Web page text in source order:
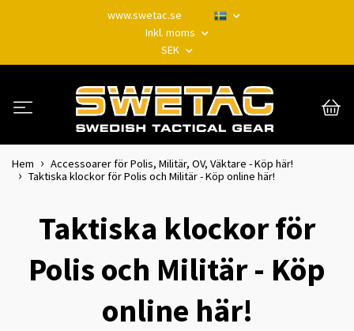
www.swetac.se
Inkl. moms
SEK
Hem
Accessoarer för Polis, Militär, OV, Väktare - Köp här!
Taktiska klockor för Polis och Militär - Köp online här!
Taktiska klockor för
Polis och Militär - Köp
online här!